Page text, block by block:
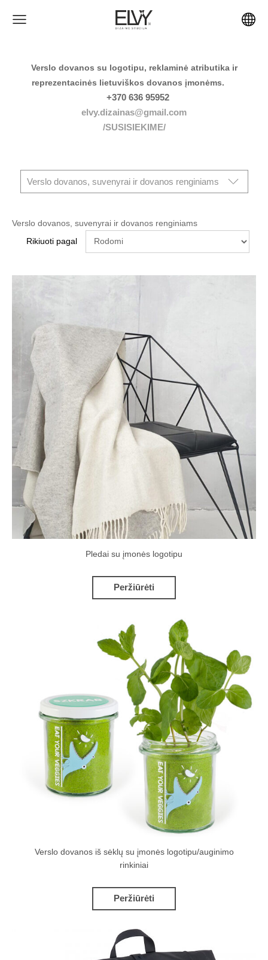
Verslo dovanos su logotipu, reklaminė atributika ir
reprezentacinės lietuviškos dovanos įmonėms.
+370 636 95952
elvy.dizainas@gmail.com
/SUSISIEKIME/
Verslo dovanos, suvenyrai ir dovanos renginiams
Verslo dovanos, suvenyrai ir dovanos renginiams
Rikiuoti pagal
Pledai su įmonės logotipu
Peržiūrėti
Verslo dovanos iš sėklų su įmonės logotipu/auginimo
rinkiniai
Peržiūrėti